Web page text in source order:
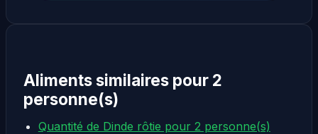
Aliments similaires pour 2
personne(s)
Quantité de Dinde rôtie pour 2 personne(s)